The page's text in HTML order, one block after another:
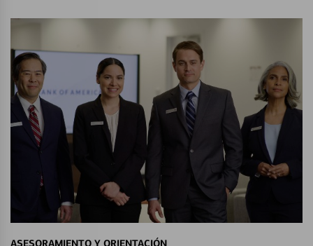
ASESORAMIENTO Y ORIENTACIÓN